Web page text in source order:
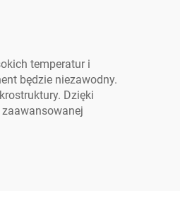
temperatur i
będzie niezawodny.
Dzięki